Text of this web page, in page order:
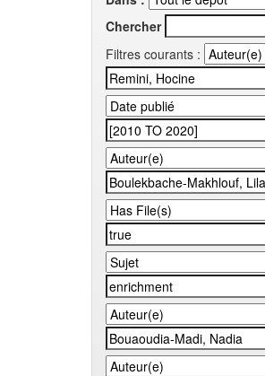
Chercher
Filtres courants :